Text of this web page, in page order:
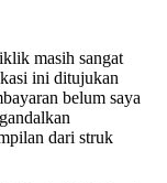
masih sangat
ini ditujukan
belum saya
dari struk